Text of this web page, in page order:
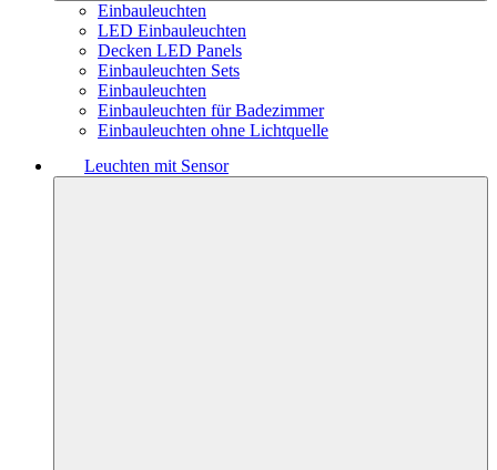
Einbauleuchten
LED Einbauleuchten
Decken LED Panels
Einbauleuchten Sets
Einbauleuchten
Einbauleuchten für Badezimmer
Einbauleuchten ohne Lichtquelle
Leuchten mit Sensor